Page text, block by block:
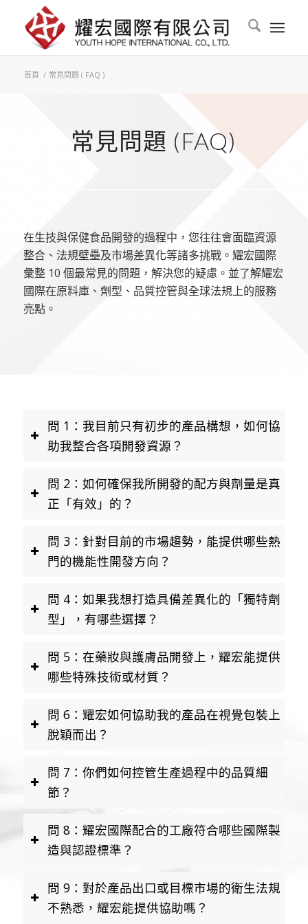
首頁 / 常見問題 ( FAQ )
常見問題 (FAQ)
在生技與保健食品開發的過程中，您往往會面臨資源
整合、法規壁壘及市場差異化等諸多挑戰。耀宏國際
彙整 10 個最常見的問題，解決您的疑慮。並了解耀宏
國際在原料庫、劑型、品質控管與全球法規上的服務
亮點。
問 1：我目前只有初步的產品構想，如何協
助我整合各項開發資源？
問 2：如何確保我所開發的配方與劑量是真
正「有效」的？
問 3：針對目前的市場趨勢，能提供哪些熱
門的機能性開發方向？
問 4：如果我想打造具備差異化的「獨特劑
型」，有哪些選擇？
問 5：在藥妝與護膚品開發上，耀宏能提供
哪些特殊技術或材質？
問 6：耀宏如何協助我的產品在視覺包裝上
脫穎而出？
問 7：你們如何控管生產過程中的品質細
節？
問 8：耀宏國際配合的工廠符合哪些國際製
造與認證標準？
問 9：對於產品出口或目標市場的衛生法規
不熟悉，耀宏能提供協助嗎？